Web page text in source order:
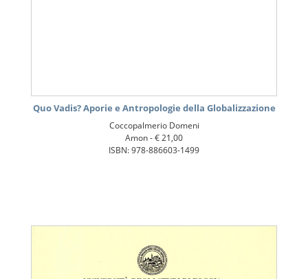
Quo Vadis? Aporie e Antropologie della Globalizzazione
Coccopalmerio Domeni
Amon -€ 21,00
ISBN: 978-886603-1499